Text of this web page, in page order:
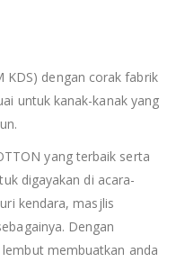
KDS) dengan corak fabrik
untuk kanak-kanak yang
yang terbaik serta
digayakan di acara-
kendara, masjlis
Dengan
membuatkan anda